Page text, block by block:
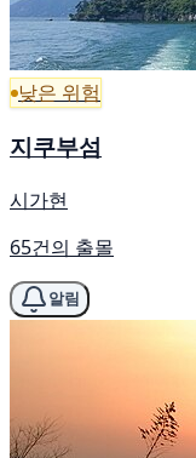
낮은 위험
지쿠부섬
시가현
65건의 출몰
알림